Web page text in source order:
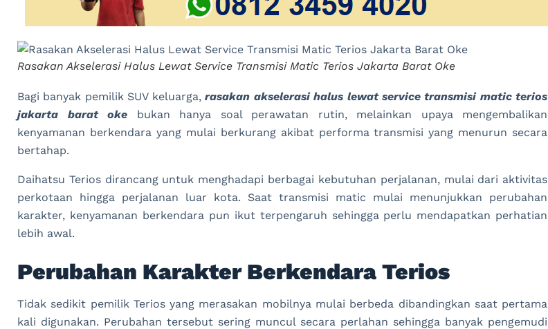
Rasakan Akselerasi Halus Lewat Service Transmisi Matic Terios Jakarta Barat Oke
Bagi banyak pemilik SUV keluarga,rasakan akselerasi halus lewat service transmisi matic terios
jakarta barat oke bukan hanya soal perawatan rutin, melainkan upaya mengembalikan
kenyamanan berkendara yang mulai berkurang akibat performa transmisi yang menurun secara
bertahap.
Daihatsu Terios dirancang untuk menghadapi berbagai kebutuhan perjalanan, mulai dari aktivitas
perkotaan hingga perjalanan luar kota. Saat transmisi matic mulai menunjukkan perubahan
karakter, kenyamanan berkendara pun ikut terpengaruh sehingga perlu mendapatkan perhatian
lebih awal.
Perubahan Karakter Berkendara Terios
Tidak sedikit pemilik Terios yang merasakan mobilnya mulai berbeda dibandingkan saat pertama
kali digunakan. Perubahan tersebut sering muncul secara perlahan sehingga banyak pengemudi